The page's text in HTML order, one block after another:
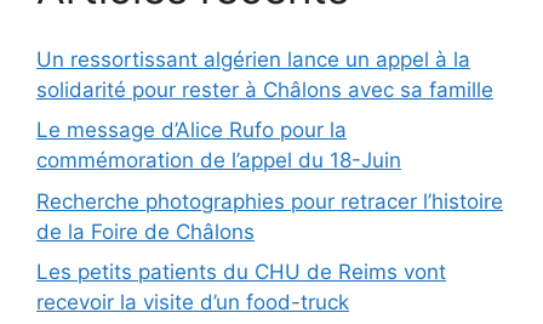
Un ressortissant algérien lance un appel à la
solidarité pour rester à Châlons avec sa famille
Le message d’Alice Rufo pour la
commémoration de l’appel du 18-Juin
Recherche photographies pour retracer l’histoire
de la Foire de Châlons
Les petits patients du CHU de Reims vont
recevoir la visite d’un food-truck